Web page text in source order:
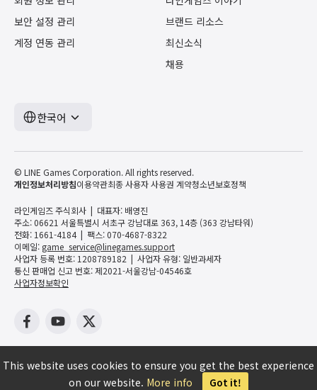
보안 설정 관리
계정 연동 관리
브랜드 리소스
최신소식
채용
한국어
© LINE Games Corporation. All rights reserved.
개인정보처리방침이용약관최종 사용자 사용권 계약청소년보호정책
라인게임즈 주식회사
대표자: 배영진
주소: 06621 서울특별시 서초구 강남대로 363, 14층 (363 강남타워)
전화: 1661-4184
팩스: 070-4687-8322
이메일: game_service@linegames.support
사업자 등록 번호: 1208789182
사업자 유형: 일반과세자
통신 판매업 신고 번호: 제2021-서울강남-04546호
사업자정보확인
This website uses cookies to ensure you get the best experience
on our website. More info Got it!